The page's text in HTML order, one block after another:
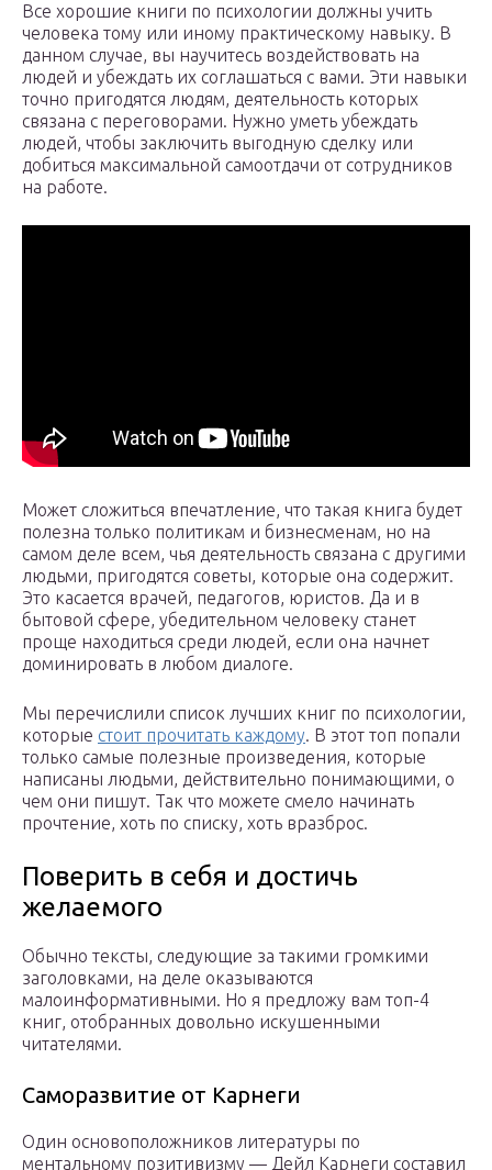
Все хорошие книги по психологии должны учить
человека тому или иному практическому навыку. В
данном случае, вы научитесь воздействовать на
людей и убеждать их соглашаться с вами. Эти навыки
точно пригодятся людям, деятельность которых
связана с переговорами. Нужно уметь убеждать
людей, чтобы заключить выгодную сделку или
добиться максимальной самоотдачи от сотрудников
на работе.
Может сложиться впечатление, что такая книга будет
полезна только политикам и бизнесменам, но на
самом деле всем, чья деятельность связана с другими
людьми, пригодятся советы, которые она содержит.
Это касается врачей, педагогов, юристов. Да и в
бытовой сфере, убедительном человеку станет
проще находиться среди людей, если она начнет
доминировать в любом диалоге.
Мы перечислили список лучших книг по психологии,
которые стоит прочитать каждому. В этот топ попали
только самые полезные произведения, которые
написаны людьми, действительно понимающими, о
чем они пишут. Так что можете смело начинать
прочтение, хоть по списку, хоть вразброс.
Поверить в себя и достичь
желаемого
Обычно тексты, следующие за такими громкими
заголовками, на деле оказываются
малоинформативными. Но я предложу вам топ-4
книг, отобранных довольно искушенными
читателями.
Саморазвитие от Карнеги
Один основоположников литературы по
ментальному позитивизму — Дейл Карнеги составил